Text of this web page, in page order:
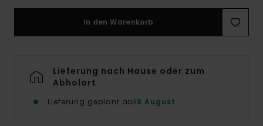
In den Warenkorb
Lieferung nach Hause oder zum
Abholort
Lieferung geplant ab18 August